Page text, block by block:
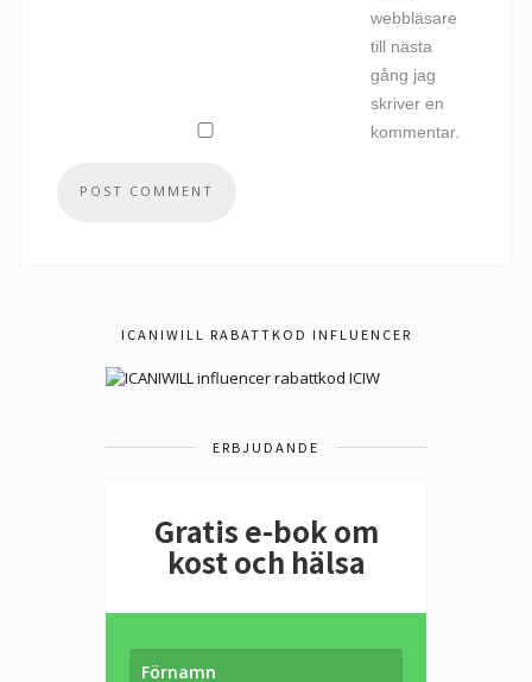
webbläsare
till nästa
gång jag
skriver en
kommentar.
ICANIWILL RABATTKOD INFLUENCER
ERBJUDANDE
Gratis e-bok om
kost och hälsa